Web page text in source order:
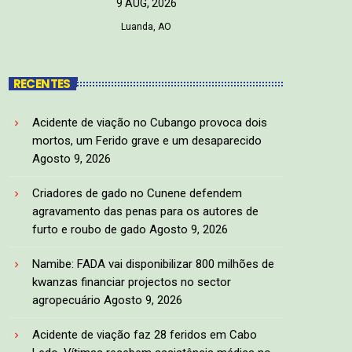
9 AUG, 2026
Luanda, AO
RECENTES
Acidente de viação no Cubango provoca dois
mortos, um Ferido grave e um desaparecido
Agosto 9, 2026
Criadores de gado no Cunene defendem
agravamento das penas para os autores de
furto e roubo de gado Agosto 9, 2026
Namibe: FADA vai disponibilizar 800 milhões de
kwanzas financiar projectos no sector
agropecuário Agosto 9, 2026
Acidente de viação faz 28 feridos em Cabo